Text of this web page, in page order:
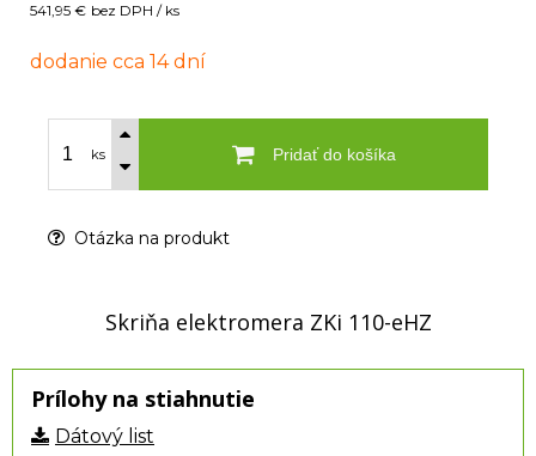
541,95 € bez DPH / ks
dodanie cca 14 dní
ks Pridať do košíka
Otázka na produkt
Skriňa elektromera ZKi 110-eHZ
Prílohy na stiahnutie
Dátový list